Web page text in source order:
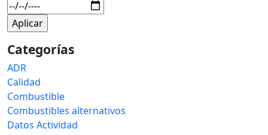
Categorías
ADR
Calidad
Combustible
Combustibles alternativos
Datos Actividad